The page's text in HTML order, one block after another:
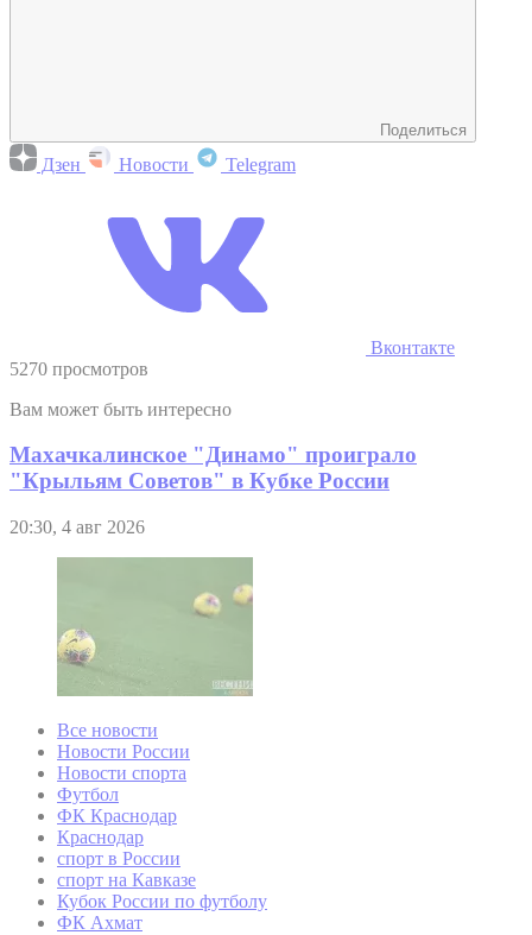
Поделиться
Дзен Новости Telegram
Вконтакте
5270 просмотров
Вам может быть интересно
Махачкалинское "Динамо" проиграло
"Крыльям Советов" в Кубке России
20:30, 4 авг 2026
Все новости
Новости России
Новости спорта
Футбол
ФК Краснодар
Краснодар
спорт в России
спорт на Кавказе
Кубок России по футболу
ФК Ахмат